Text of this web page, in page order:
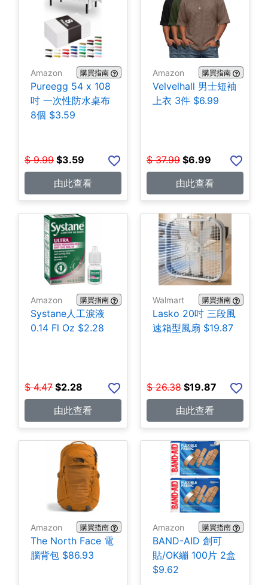
Amazon 購買指南
Pureegg 54 x 108
吋 一次性防水桌布
8個 $3.59
$ 9.99 $3.59
由此查看
Amazon 購買指南
Velvelhall 男士短袖
上衣 3件 $6.99
$ 37.99 $6.99
由此查看
Amazon 購買指南
Systane人工淚液
0.14 Fl Oz $2.28
$ 4.47 $2.28
由此查看
Walmart 購買指南
Lasko 20吋 三段風
速箱型風扇 $19.87
$ 26.38 $19.87
由此查看
Amazon 購買指南
The North Face 電
腦背包 $86.93
Amazon 購買指南
BAND-AID 創可
貼/OK繃 100片 2盒
$9.62